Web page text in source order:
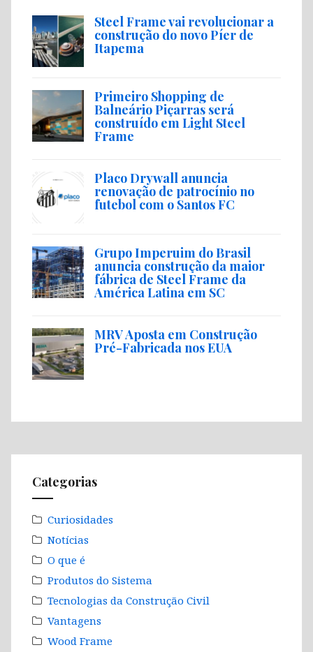
Steel Frame vai revolucionar a
construção do novo Píer de
Itapema
Primeiro Shopping de
Balneário Piçarras será
construído em Light Steel
Frame
Placo Drywall anuncia
renovação de patrocínio no
futebol com o Santos FC
Grupo Imperuim do Brasil
anuncia construção da maior
fábrica de Steel Frame da
América Latina em SC
MRV Aposta em Construção
Pré-Fabricada nos EUA
Categorias
Curiosidades
Notícias
O que é
Produtos do Sistema
Tecnologias da Construção Civil
Vantagens
Wood Frame